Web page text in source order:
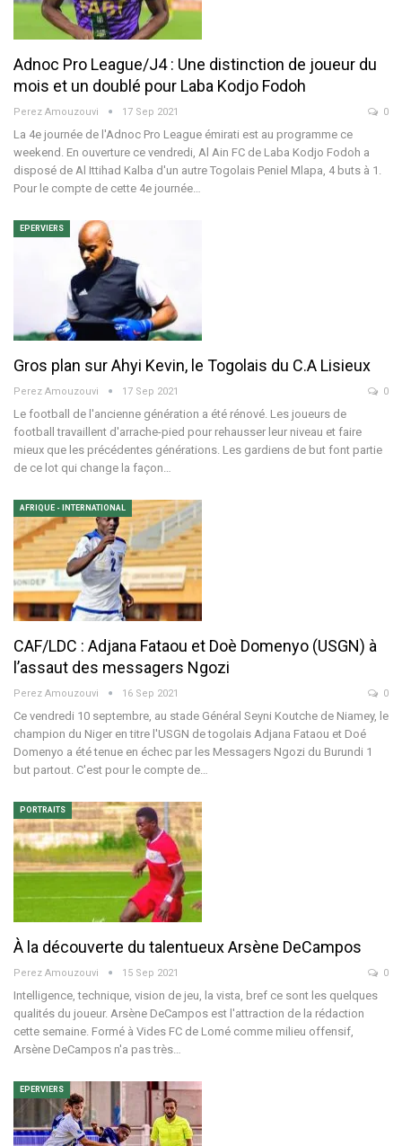
Adnoc Pro League/J4 : Une distinction de joueur du
mois et un doublé pour Laba Kodjo Fodoh
Perez Amouzouvi 17 Sep 2021 0
La 4e journée de l'Adnoc Pro League émirati est au programme ce
weekend. En ouverture ce vendredi, Al Ain FC de Laba Kodjo Fodoh a
disposé de Al Ittihad Kalba d'un autre Togolais Peniel Mlapa, 4 buts à 1.
Pour le compte de cette 4e journée…
EPERVIERS
Gros plan sur Ahyi Kevin, le Togolais du C.A Lisieux
Perez Amouzouvi 17 Sep 2021 0
Le football de l'ancienne génération a été rénové. Les joueurs de
football travaillent d'arrache-pied pour rehausser leur niveau et faire
mieux que les précédentes générations. Les gardiens de but font partie
de ce lot qui change la façon…
AFRIQUE - INTERNATIONAL
CAF/LDC : Adjana Fataou et Doè Domenyo (USGN) à
l’assaut des messagers Ngozi
Perez Amouzouvi 16 Sep 2021 0
Ce vendredi 10 septembre, au stade Général Seyni Koutche de Niamey, le
champion du Niger en titre l'USGN de togolais Adjana Fataou et Doé
Domenyo a été tenue en échec par les Messagers Ngozi du Burundi 1
but partout. C'est pour le compte de…
PORTRAITS
À la découverte du talentueux Arsène DeCampos
Perez Amouzouvi 15 Sep 2021 0
Intelligence, technique, vision de jeu, la vista, bref ce sont les quelques
qualités du joueur. Arsène DeCampos est l'attraction de la rédaction
cette semaine. Formé à Vides FC de Lomé comme milieu offensif,
Arsène DeCampos n'a pas très…
EPERVIERS